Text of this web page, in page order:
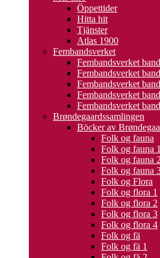
Öppettider
Hitta hit
Tjänster
Atlas 1900
Fembandsverket
Fembandsverket
Fembandsverket
Fembandsverket
Fembandsverket
Fembandsverket
Brøndegaardssamlingen
Böcker av
Folk og fauna
Folk og fauna 1
Folk og fauna 2
Folk og fauna
Folk og Flora
Folk og flora 1
Folk og flora 2
Folk og flora 3
Folk og flora 4
Folk og fä
Folk og fä 1